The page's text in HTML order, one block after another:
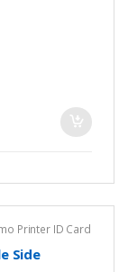
Printer ID Card
Side